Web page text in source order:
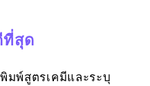
ที่สุด
พิมพ์สูตรเคมีและระบุ